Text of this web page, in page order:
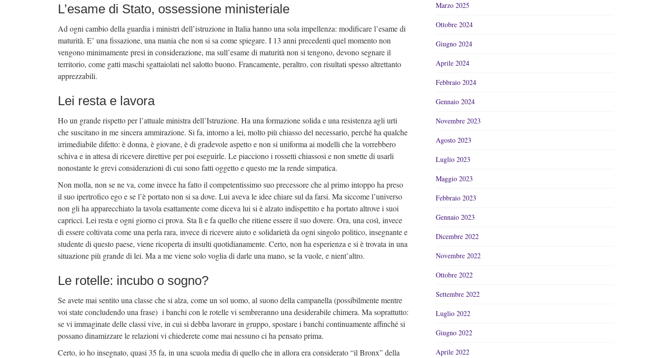
L’esame di Stato, ossessione ministeriale
Ad ogni cambio della guardia i ministri dell’istruzione in Italia hanno una sola impellenza: modificare l’esame di
maturità. E’ una fissazione, una mania che non si sa come spiegare. I 13 anni precedenti quel momento non
vengono minimamente presi in considerazione, ma sull’esame di maturità non si tengono, devono segnare il
territorio, come gatti maschi sgattaiolati nel salotto buono. Francamente, peraltro, con risultati spesso altrettanto
apprezzabili.
Lei resta e lavora
Ho un grande rispetto per l’attuale ministra dell’Istruzione. Ha una formazione solida e una resistenza agli urti
che suscitano in me sincera ammirazione. Si fa, intorno a lei, molto più chiasso del necessario, perché ha qualche
irrimediabile difetto: è donna, è giovane, è di gradevole aspetto e non si uniforma ai modelli che la vorrebbero
schiva e in attesa di ricevere direttive per poi eseguirle. Le piacciono i rossetti chiassosi e non smette di usarli
nonostante le grevi considerazioni di cui sono fatti oggetto e questo me la rende simpatica.
Non molla, non se ne va, come invece ha fatto il competentissimo suo precessore che al primo intoppo ha preso
il suo ipertrofico ego e se l’è portato non si sa dove. Lui aveva le idee chiare sul da farsi. Ma siccome l’universo
non gli ha apparecchiato la tavola esattamente come diceva lui si è alzato indispettito e ha portato altrove i suoi
capricci. Lei resta e ogni giorno ci prova. Sta lì e fa quello che ritiene essere il suo dovere. Ora, una così, invece
di essere coltivata come una perla rara, invece di ricevere aiuto e solidarietà da ogni singolo politico, insegnante e
studente di questo paese, viene ricoperta di insulti quotidianamente. Certo, non ha esperienza e si è trovata in una
situazione più grande di lei. Ma a me viene solo voglia di darle una mano, se la vuole, e nient’altro.
Le rotelle: incubo o sogno?
Se avete mai sentito una classe che si alza, come un sol uomo, al suono della campanella (possibilmente mentre
voi state concludendo una frase) i banchi con le rotelle vi sembreranno una desiderabile chimera. Ma soprattutto:
se vi immaginate delle classi vive, in cui si debba lavorare in gruppo, spostare i banchi continuamente affinché si
possano dinamizzare le relazioni vi chiederete come mai nessuno ci ha pensato prima.
Certo, io ho insegnato, quasi 35 fa, in una scuola media di quello che in allora era considerato “il Bronx” della
Marzo 2025
Ottobre 2024
Giugno 2024
Aprile 2024
Febbraio 2024
Gennaio 2024
Novembre 2023
Agosto 2023
Luglio 2023
Maggio 2023
Febbraio 2023
Gennaio 2023
Dicembre 2022
Novembre 2022
Ottobre 2022
Settembre 2022
Luglio 2022
Giugno 2022
Aprile 2022